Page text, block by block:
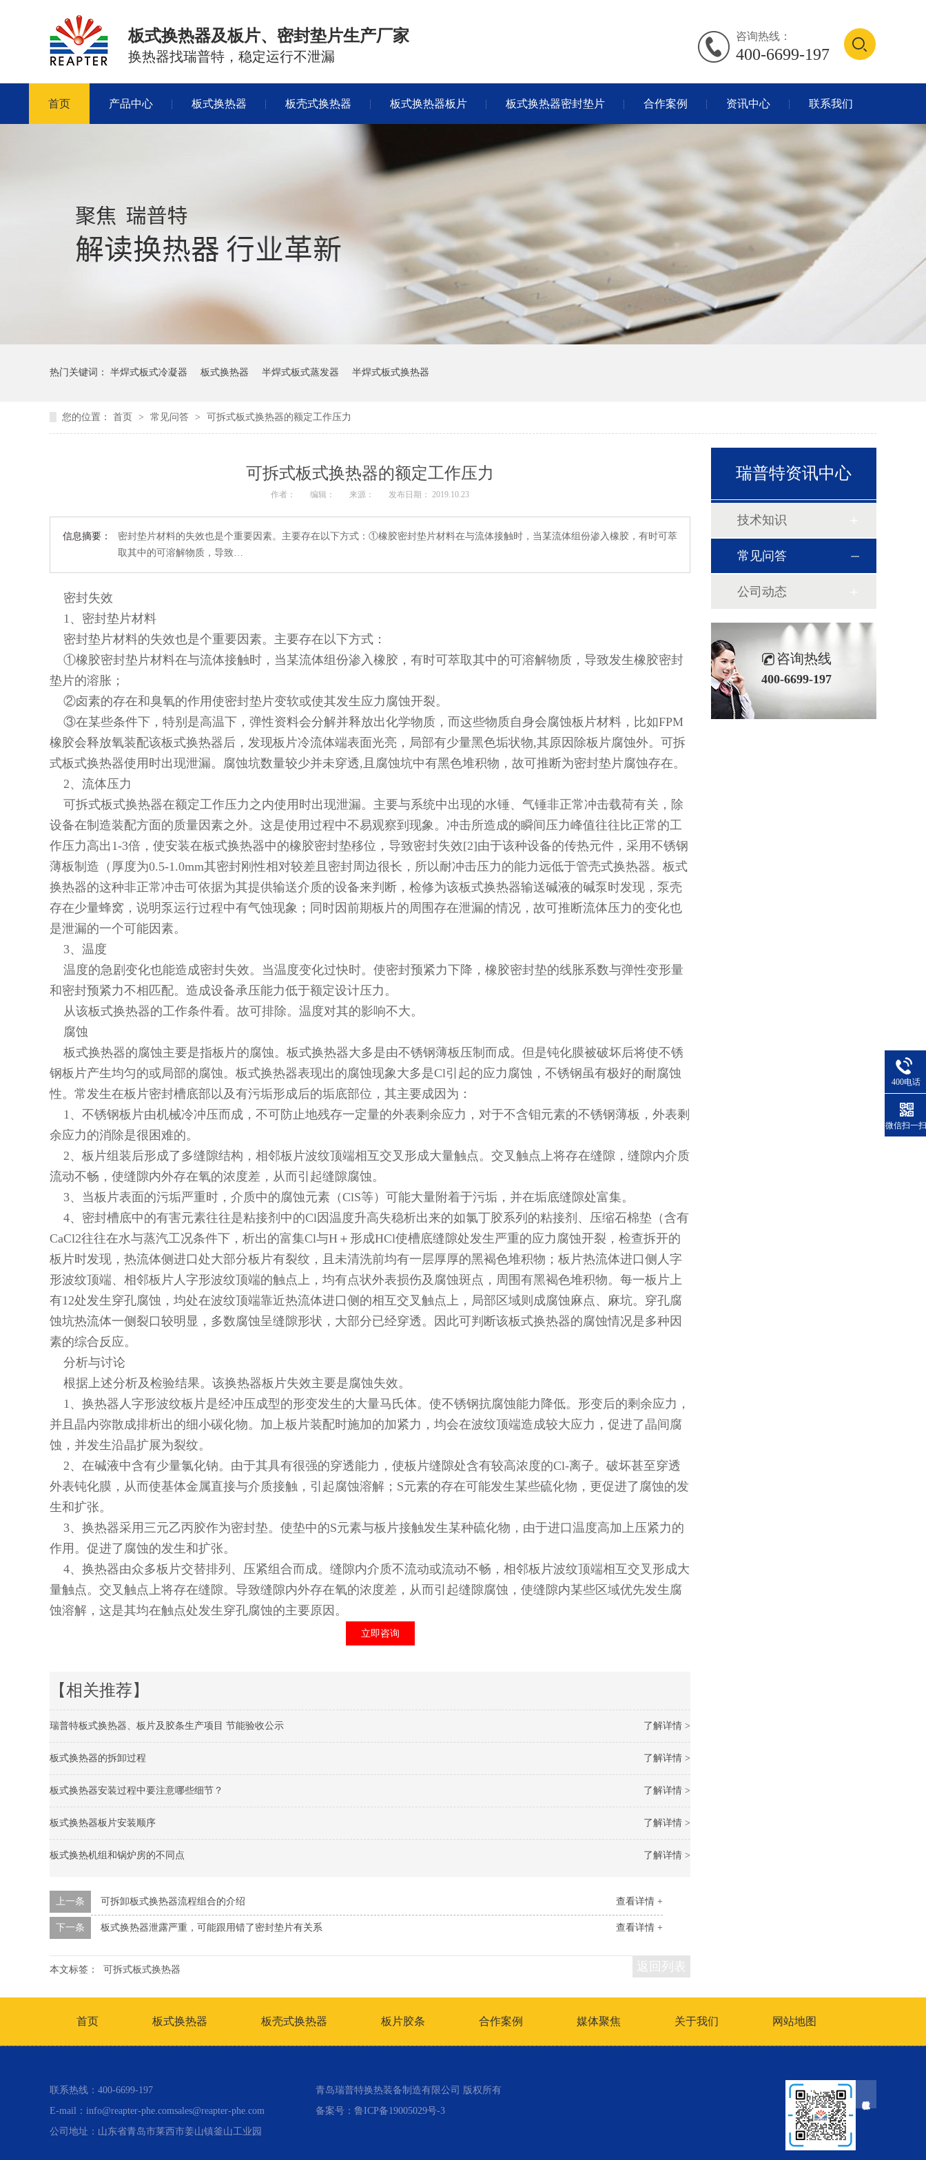
板式换热器及板片、密封垫片生产厂家
换热器找瑞普特，稳定运行不泄漏
咨询热线：
400-6699-197
首页 产品中心 板式换热器 板壳式换热器 板式换热器板片 板式换热器密封垫片 合作案例 资讯中心 联系我们
热门关键词： 半焊式板式冷凝器 板式换热器 半焊式板式蒸发器 半焊式板式换热器
您的位置： 首页 > 常见问答 > 可拆式板式换热器的额定工作压力
可拆式板式换热器的额定工作压力
作者： 编辑： 来源： 发布日期： 2019.10.23
信息摘要：
密封垫片材料的失效也是个重要因素。主要存在以下方式：①橡胶密封垫片材料在与流体接触时，当某流体组份渗入橡胶，有时可萃
取其中的可溶解物质，导致…
密封失效
1、密封垫片材料
密封垫片材料的失效也是个重要因素。主要存在以下方式：
①橡胶密封垫片材料在与流体接触时，当某流体组份渗入橡胶，有时可萃取其中的可溶解物质，导致发生橡胶密封
垫片的溶胀；
②卤素的存在和臭氧的作用使密封垫片变软或使其发生应力腐蚀开裂。
③在某些条件下，特别是高温下，弹性资料会分解并释放出化学物质，而这些物质自身会腐蚀板片材料，比如FPM
橡胶会释放氧装配该板式换热器后，发现板片冷流体端表面光亮，局部有少量黑色垢状物,其原因除板片腐蚀外。可拆
式板式换热器使用时出现泄漏。腐蚀坑数量较少并未穿透,且腐蚀坑中有黑色堆积物，故可推断为密封垫片腐蚀存在。
2、流体压力
可拆式板式换热器在额定工作压力之内使用时出现泄漏。主要与系统中出现的水锤、气锤非正常冲击载荷有关，除
设备在制造装配方面的质量因素之外。这是使用过程中不易观察到现象。冲击所造成的瞬间压力峰值往往比正常的工
作压力高出1-3倍，使安装在板式换热器中的橡胶密封垫移位，导致密封失效[2]由于该种设备的传热元件，采用不锈钢
薄板制造（厚度为0.5-1.0mm其密封刚性相对较差且密封周边很长，所以耐冲击压力的能力远低于管壳式换热器。板式
换热器的这种非正常冲击可依据为其提供输送介质的设备来判断，检修为该板式换热器输送碱液的碱泵时发现，泵壳
存在少量蜂窝，说明泵运行过程中有气蚀现象；同时因前期板片的周围存在泄漏的情况，故可推断流体压力的变化也
是泄漏的一个可能因素。
3、温度
温度的急剧变化也能造成密封失效。当温度变化过快时。使密封预紧力下降，橡胶密封垫的线胀系数与弹性变形量
和密封预紧力不相匹配。造成设备承压能力低于额定设计压力。
从该板式换热器的工作条件看。故可排除。温度对其的影响不大。
腐蚀
板式换热器的腐蚀主要是指板片的腐蚀。板式换热器大多是由不锈钢薄板压制而成。但是钝化膜被破坏后将使不锈
钢板片产生均匀的或局部的腐蚀。板式换热器表现出的腐蚀现象大多是Cl引起的应力腐蚀，不锈钢虽有极好的耐腐蚀
性。常发生在板片密封槽底部以及有污垢形成后的垢底部位，其主要成因为：
1、不锈钢板片由机械冷冲压而成，不可防止地残存一定量的外表剩余应力，对于不含钼元素的不锈钢薄板，外表剩
余应力的消除是很困难的。
2、板片组装后形成了多缝隙结构，相邻板片波纹顶端相互交叉形成大量触点。交叉触点上将存在缝隙，缝隙内介质
流动不畅，使缝隙内外存在氧的浓度差，从而引起缝隙腐蚀。
3、当板片表面的污垢严重时，介质中的腐蚀元素（ClS等）可能大量附着于污垢，并在垢底缝隙处富集。
4、密封槽底中的有害元素往往是粘接剂中的Cl因温度升高失稳析出来的如氯丁胶系列的粘接剂、压缩石棉垫（含有
CaCl2往往在水与蒸汽工况条件下，析出的富集Cl与H＋形成HCl使槽底缝隙处发生严重的应力腐蚀开裂，检查拆开的
板片时发现，热流体侧进口处大部分板片有裂纹，且未清洗前均有一层厚厚的黑褐色堆积物；板片热流体进口侧人字
形波纹顶端、相邻板片人字形波纹顶端的触点上，均有点状外表损伤及腐蚀斑点，周围有黑褐色堆积物。每一板片上
有12处发生穿孔腐蚀，均处在波纹顶端靠近热流体进口侧的相互交叉触点上，局部区域则成腐蚀麻点、麻坑。穿孔腐
蚀坑热流体一侧裂口较明显，多数腐蚀呈缝隙形状，大部分已经穿透。因此可判断该板式换热器的腐蚀情况是多种因
素的综合反应。
分析与讨论
根据上述分析及检验结果。该换热器板片失效主要是腐蚀失效。
1、换热器人字形波纹板片是经冲压成型的形变发生的大量马氏体。使不锈钢抗腐蚀能力降低。形变后的剩余应力，
并且晶内弥散成排析出的细小碳化物。加上板片装配时施加的加紧力，均会在波纹顶端造成较大应力，促进了晶间腐
蚀，并发生沿晶扩展为裂纹。
2、在碱液中含有少量氯化钠。由于其具有很强的穿透能力，使板片缝隙处含有较高浓度的Cl-离子。破坏甚至穿透
外表钝化膜，从而使基体金属直接与介质接触，引起腐蚀溶解；S元素的存在可能发生某些硫化物，更促进了腐蚀的发
生和扩张。
3、换热器采用三元乙丙胶作为密封垫。使垫中的S元素与板片接触发生某种硫化物，由于进口温度高加上压紧力的
作用。促进了腐蚀的发生和扩张。
4、换热器由众多板片交替排列、压紧组合而成。缝隙内介质不流动或流动不畅，相邻板片波纹顶端相互交叉形成大
量触点。交叉触点上将存在缝隙。导致缝隙内外存在氧的浓度差，从而引起缝隙腐蚀，使缝隙内某些区域优先发生腐
蚀溶解，这是其均在触点处发生穿孔腐蚀的主要原因。
立即咨询
【相关推荐】
了解详情 >
瑞普特板式换热器、板片及胶条生产项目 节能验收公示
了解详情 >
板式换热器的拆卸过程
了解详情 >
板式换热器安装过程中要注意哪些细节？
了解详情 >
板式换热器板片安装顺序
了解详情 >
板式换热机组和锅炉房的不同点
查看详情 +
上一条 可拆卸板式换热器流程组合的介绍
查看详情 +
下一条 板式换热器泄露严重，可能跟用错了密封垫片有关系
返回列表
本文标签： 可拆式板式换热器
瑞普特资讯中心
技术知识
常见问答
公司动态
咨询热线
400-6699-197
首页 板式换热器 板壳式换热器 板片胶条 合作案例 媒体聚焦 关于我们 网站地图
联系热线：400-6699-197
E-mail：info@reapter-phe.comsales@reapter-phe.com
公司地址：山东省青岛市莱西市姜山镇釜山工业园
青岛瑞普特换热装备制造有限公司 版权所有
备案号： 鲁ICP备19005029号-3
400电话
微信扫一扫